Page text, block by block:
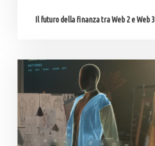
Il futuro della finanza tra Web 2 e Web 3